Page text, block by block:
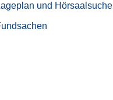
und Hörsaalsuche